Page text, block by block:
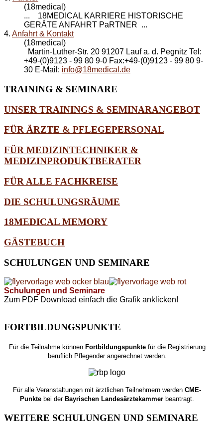
(18medical)
... 18MEDICAL KARRIERE HISTORISCHE
GERÄTE ANFAHRT PaRTNER ...
4. Anfahrt & Kontakt
(18medical)
Martin-Luther-Str. 20 91207 Lauf a. d. Pegnitz Tel:
+49-(0)9123 - 99 80 9-0 Fax:+49-(0)9123 - 99 80 9-
30 E-Mail: info@18medical.de
TRAINING & SEMINARE
UNSER TRAININGS & SEMINARANGEBOT
FÜR ÄRZTE & PFLEGEPERSONAL
FÜR MEDIZINTECHNIKER &
MEDIZINPRODUKTBERATER
FÜR ALLE FACHKREISE
DIE SCHULUNGSRÄUME
18MEDICAL MEMORY
GÄSTEBUCH
SCHULUNGEN UND SEMINARE
Schulungen und Seminare
Zum PDF Download einfach die Grafik anklicken!
FORTBILDUNGSPUNKTE
Für die Teilnahme könnenFortbildungspunktefür die Registrierung
beruflich Pflegender angerechnet werden.
Für alle Veranstaltungen mit ärztlichen Teilnehmern werdenCME-
Punkte bei derBayrischen Landesärztekammer beantragt.
WEITERE SCHULUNGEN UND SEMINARE